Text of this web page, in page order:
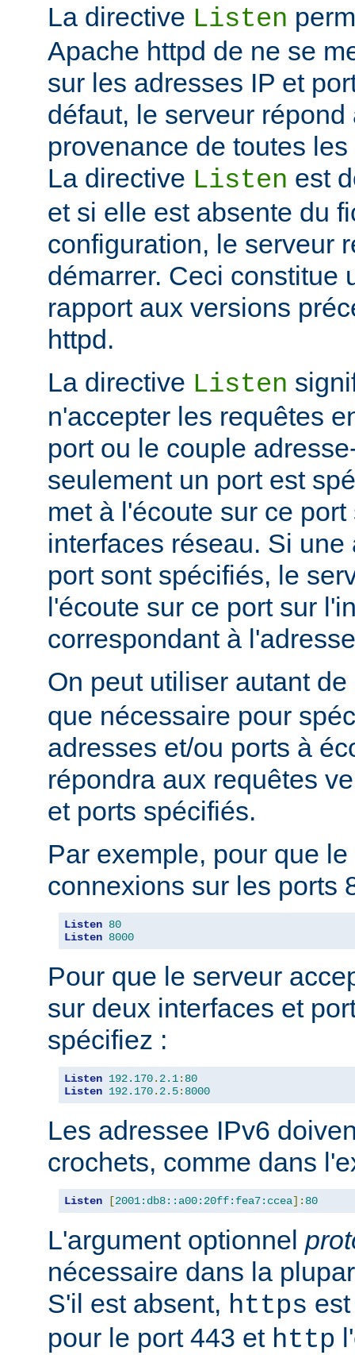
La directive Listen
Apache httpd de ne se
sur les adresses IP et
défaut, le serveur
provenance de toutes
La directive Listen est
et si elle est absente du
configuration, le serveur
démarrer. Ceci constitue
rapport aux versions
httpd.
La directive Listen
n'accepter les requêtes
port ou le couple
seulement un port est
met à l'écoute sur ce
interfaces réseau. Si une
port sont spécifiés, le
l'écoute sur ce port sur
correspondant à
On peut utiliser autant
que nécessaire pour
adresses et/ou ports à
répondra aux requêtes
et ports spécifiés.
Par exemple, pour que
connexions sur les ports
Listen 80
Listen 8000
Pour que le serveur
sur deux interfaces et
spécifiez :
Listen 192.170. 2.1: 80
Listen 192.170. 2.5: 8000
Les adressee IPv6
crochets, comme dans
Listen [2001:db8::a00:20ff:fea7:ccea]: 80
L'argument optionnel
nécessaire dans la
S'il est absent, https
pour le port 443 et http